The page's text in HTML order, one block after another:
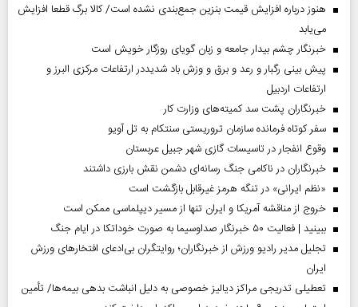
هنوز درباره افزایش قیمت بنزین جمع‌بندی نشده است/ کالا برگ قطعا افزایش
می‌یابد
خبرنگار چشم بیدار جامعه و زبان گویای روزگار خویش است
پیش بینی رگبار و رعد و برق و وزش باد شدیددر ارتفاعات مرکزی البرز و
ارتفاعات اردبیل
خبرنگاران پشت سد کمیته‌های وزارت کار
سفر کوتاه فرمانده سازمان تروریستی سنتکام به تل آویو
وقوع انفجار در تاسیسات گازی شهر جبیل عربستان
خبرنگاران در ناکامی جنگ رسانه‌ای دشمن نقش بارزی داشتند
«نظم ایرانی» در تنگه هرمز غیرقابل بازگشت است
خروج از مناقشه آمریکا و ایران تنها از مسیر دیپلماسی ممکن است
ببینید | فعالیت ۵۰ خبرنگار صداوسیما به صورت خوداتکا در ایام جنگ
تجلیل مدیر رادیو ورزش از خبرنگاران؛ روایتگران بی‌ادعای افتخارهای ورزش
ایران
تعطیلی تدریجی مراکز دیالیز خصوصی به دلیل انباشت بدهی بیمه‌ها/ تأمین